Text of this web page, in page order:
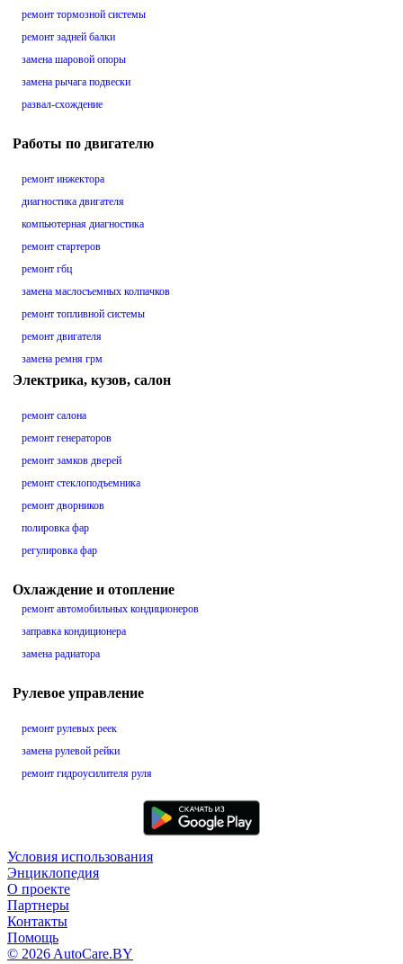
ремонт тормозной системы
ремонт задней балки
замена шаровой опоры
замена рычага подвески
развал-схождение
Работы по двигателю
ремонт инжектора
диагностика двигателя
компьютерная диагностика
ремонт стартеров
ремонт гбц
замена маслосъемных колпачков
ремонт топливной системы
ремонт двигателя
замена ремня грм
Электрика, кузов, салон
ремонт салона
ремонт генераторов
ремонт замков дверей
ремонт стеклоподъемника
ремонт дворников
полировка фар
регулировка фар
Охлаждение и отопление
ремонт автомобильных кондиционеров
заправка кондиционера
замена радиатора
Рулевое управление
ремонт рулевых реек
замена рулевой рейки
ремонт гидроусилителя руля
Условия использования
Энциклопедия
О проекте
Партнеры
Контакты
Помощь
© 2026 AutoCare.BY